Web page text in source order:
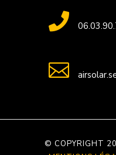


© COPYRIGHT